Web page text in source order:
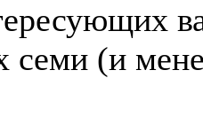
семи (и